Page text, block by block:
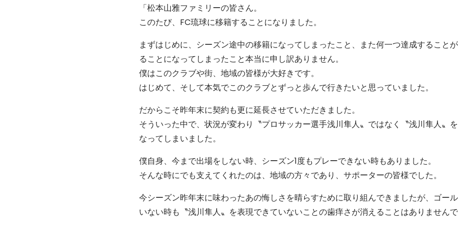
「松本山雅ファミリーの皆さん。
このたび、FC琉球に移籍することになりました。
まずはじめに、シーズン途中の移籍になってしまったこと、また何一つ達成すること
ることになってしまったこと本当に申し訳ありません。
僕はこのクラブや街、地域の皆様が大好きです。
はじめて、そして本気でこのクラブとずっと歩んで行きたいと思っていました。
だからこそ昨年末に契約も更に延長させていただきました。
そういった中で、状況が変わり〝プロサッカー選手浅川隼人〟ではなく〝浅川隼人〟
なってしまいました。
僕自身、今まで出場をしない時、シーズン1度もプレーできない時もありました。
そんな時にでも支えてくれたのは、地域の方々であり、サポーターの皆様でした。
今シーズン昨年末に味わったあの悔しさを晴らすために取り組んできましたが、ゴー
いない時も〝浅川隼人〟を表現できていないことの歯痒さが消えることはありませんで